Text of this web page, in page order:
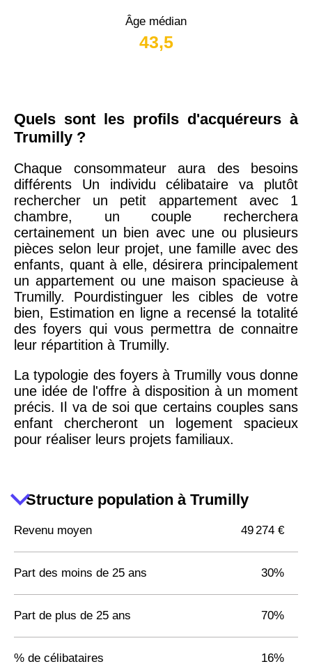
Âge médian
43,5
Quels sont les profils d'acquéreurs à
Trumilly ?
Chaque consommateur aura des besoins
différents Un individu célibataire va plutôt
rechercher un petit appartement avec 1
chambre, un couple recherchera
certainement un bien avec une ou plusieurs
pièces selon leur projet, une famille avec des
enfants, quant à elle, désirera principalement
un appartement ou une maison spacieuse à
Trumilly. Pourdistinguer les cibles de votre
bien, Estimation en ligne a recensé la totalité
des foyers qui vous permettra de connaitre
leur répartition à Trumilly.
La typologie des foyers à Trumilly vous donne
une idée de l'offre à disposition à un moment
précis. Il va de soi que certains couples sans
enfant chercheront un logement spacieux
pour réaliser leurs projets familiaux.
Structure population à Trumilly
Revenu moyen 49 274 €
Part des moins de 25 ans 30%
Part de plus de 25 ans 70%
% de célibataires 16%